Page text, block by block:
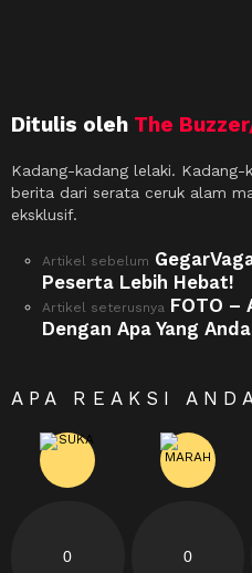
Ditulis oleh The
Kadang-kadang lelaki. Kadang-
berita dari serata ceruk alam
eksklusif.
See
more
Artikel sebelum
Peserta Lebih Hebat!
Artikel seterusnya FOTO –
Dengan Apa Yang
APA REAKSI
0 0